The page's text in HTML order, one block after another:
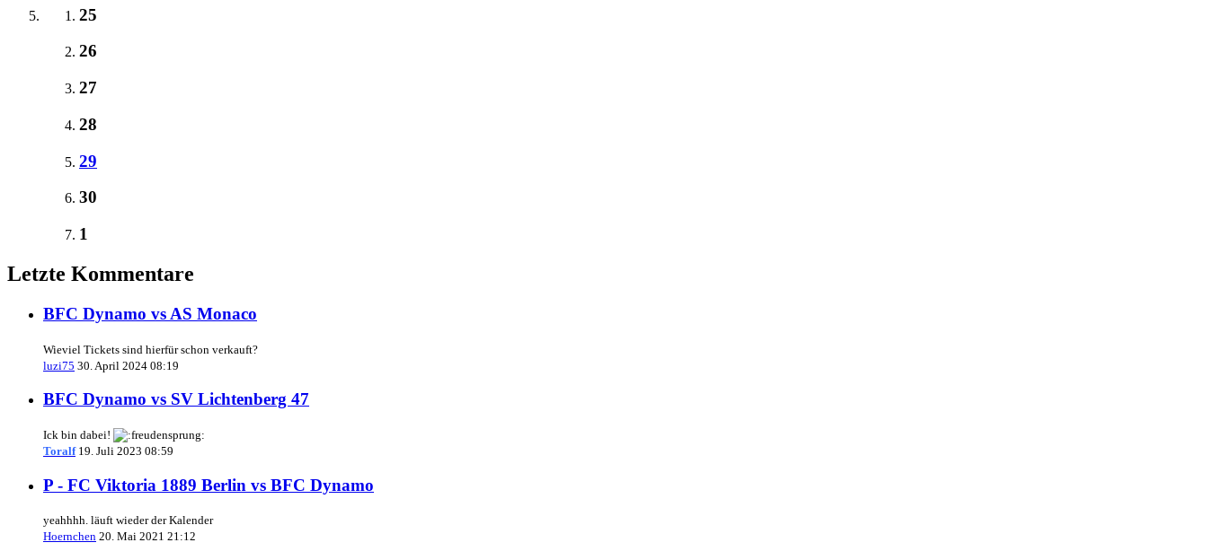
25
26
27
28
29
30
1
Letzte Kommentare
BFC Dynamo vs AS Monaco
Wieviel Tickets sind hierfür schon verkauft?
luzi75 30. April 2024 08:19
BFC Dynamo vs SV Lichtenberg 47
Ick bin dabei!
Toralf 19. Juli 2023 08:59
P - FC Viktoria 1889 Berlin vs BFC Dynamo
yeahhhh. läuft wieder der Kalender
Hoernchen 20. Mai 2021 21:12